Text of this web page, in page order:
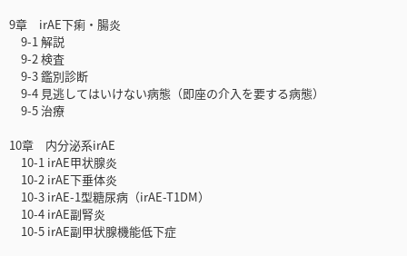
9章 irAE下痢・腸炎
9-1 解説
9-2 検査
9-3 鑑別診断
9-4 見逃してはいけない病態（即座の介入を要する病態）
9-5 治療
10章 内分泌系irAE
10-1 irAE甲状腺炎
10-2 irAE下垂体炎
10-3 irAE-1型糖尿病（irAE-T1DM）
10-4 irAE副腎炎
10-5 irAE副甲状腺機能低下症